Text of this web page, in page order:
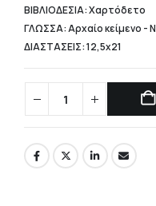
ΒΙΒΛΙΟΔΕΣΙΑ: Χαρτόδετο
ΓΛΩΣΣΑ: Αρχαίο κείμενο -
ΔΙΑΣΤΑΣΕΙΣ: 12,5x21